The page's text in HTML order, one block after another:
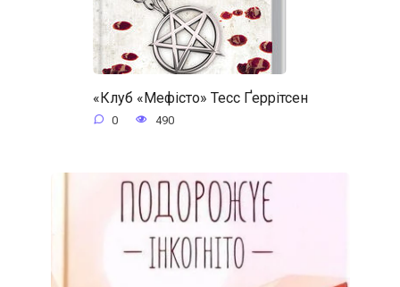
«Клуб «Мефісто» Тесс Ґеррітсен
0 490